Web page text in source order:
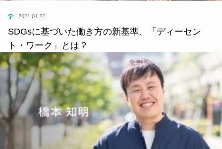
学 2021.01.22
SDGsに基づいた働き方の新基準、「ディーセン
ト・ワーク」とは？